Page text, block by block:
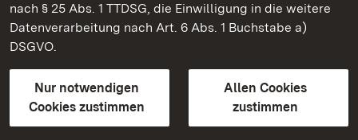
nach § 25 Abs. 1 TTDSG, die Einwilligung in die weitere
Datenverarbeitung nach Art. 6 Abs. 1 Buchstabe a)
DSGVO.
Nur notwendigen
Cookies zustimmen
Allen Cookies
zustimmen
Staatliche Schlösser und Gärten Baden-Württemberg
Kontakt
GebärdenspracheLeichte Sprache
Erklärung zur Barrierefreiheit
BITV-konform (geprüfte Seiten)